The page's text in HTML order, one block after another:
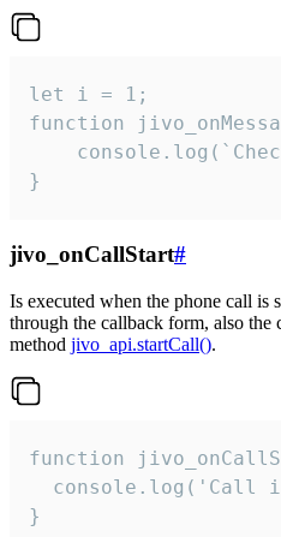
let i = 1;
function
}
jivo_onCallStart#
Is executed when the phone call is
through the callback form, also
method jivo_api.startCall().
function
console.log('Call
}